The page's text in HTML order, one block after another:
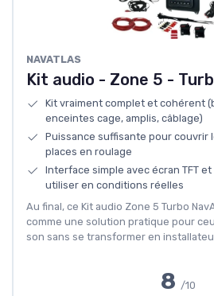
NAVATLAS
Kit audio - Zone 5 -
Kit vraiment complet et cohérent
enceintes cage, amplis, câblage)
Puissance suffisante pour couvrir
places en roulage
Interface simple avec écran TFT
utiliser en conditions réelles
Au final, ce Kit audio Zone 5 Turbo
comme une solution pratique pour
son sans se transformer en
8 /10